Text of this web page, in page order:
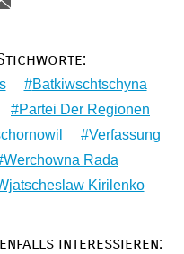
Batkiwschtschyna
Partei Der Regionen
Verfassung
Werchowna Rada
Kirilenko
interessieren: